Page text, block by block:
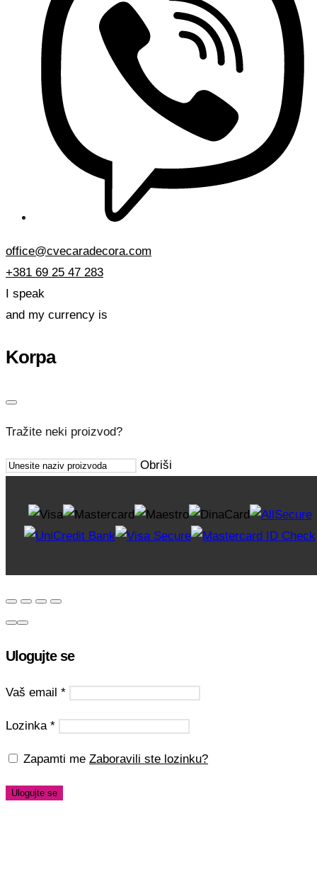
office@cvecaradecora.com
+381 69 25 47 283
I speak
and my currency is
Korpa
Tražite neki proizvod?
Obriši
Ulogujte se
Vaš email *
Lozinka *
Zapamti me Zaboravili ste lozinku?
Ulogujte se